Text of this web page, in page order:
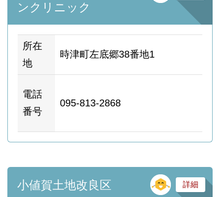
ンクリニック
所在
地
時津町左底郷38番地1
電話
番号
095-813-2868
小値賀土地改良区 そ
詳細